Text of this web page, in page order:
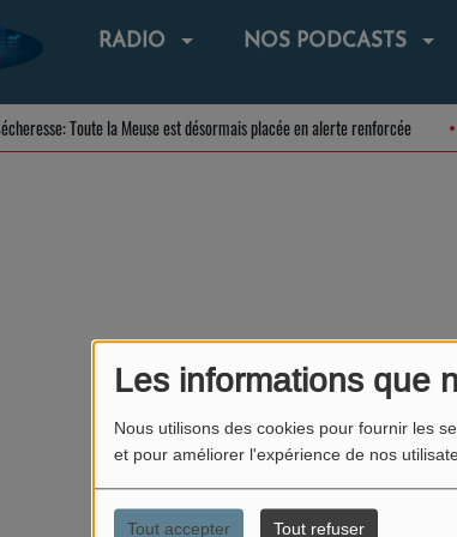
Les informations que
Nous utilisons des cookies pour fournir les
et pour améliorer l'expérience de nos
Tout accepter Tout refuser
RADIO NOS PODCASTS
Sécheresse: Toute la Meuse est désormais placée en alerte renforcée